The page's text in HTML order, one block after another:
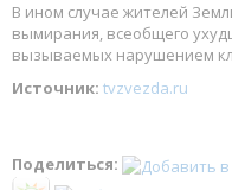
В ином случае жителей
вымирания, всеобщего
вызываемых нарушением
Источник: tvzvezda.ru
Поделиться: